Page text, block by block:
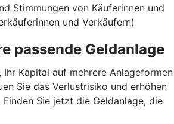
Stimmungen von Käuferinnen und
und Verkäufern)
passende Geldanlage
Ihr Kapital auf mehrere Anlageformen
Sie das Verlustrisiko und erhöhen
Finden Sie jetzt die Geldanlage, die